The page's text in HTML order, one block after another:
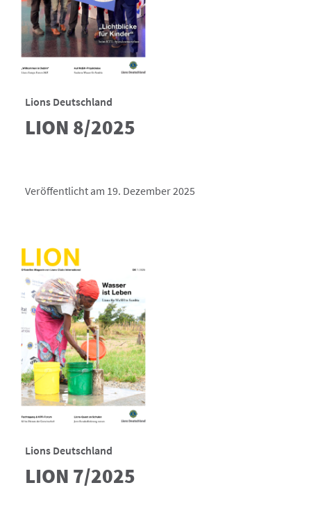
Lions Deutschland
LION 8/2025
Veröffentlicht am 19. Dezember 2025
Lions Deutschland
LION 7/2025